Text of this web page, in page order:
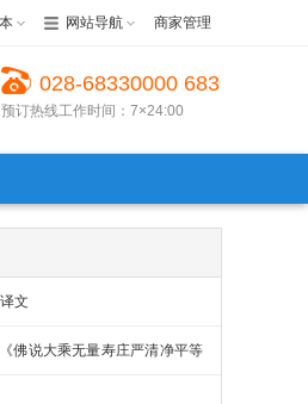
网站导航 商家管理
028-68330000 683
30022 68623999
预订热线工作时间：7×24:00
文
佛说大乘无量寿庄严清净平等